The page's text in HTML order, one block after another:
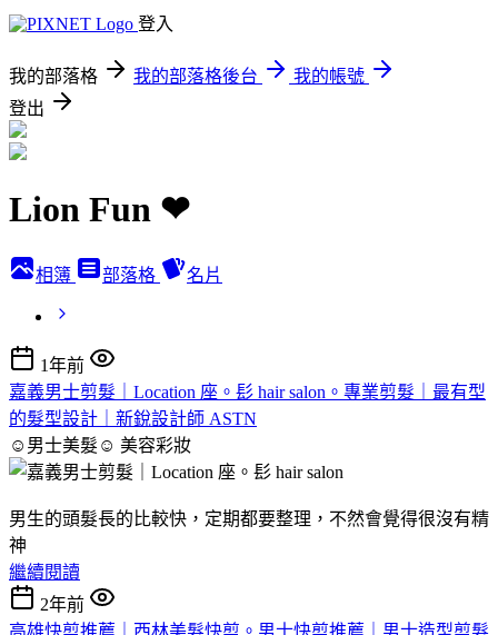
登入
我的部落格 我的部落格後台
我的帳號
登出
Lion Fun ❤
相簿 部落格 名片
1年前
嘉義男士剪髮｜Location 座。髟 hair salon。專業剪髮｜最有型
的髮型設計｜新銳設計師 ASTN
☺男士美髮☺ 美容彩妝
男生的頭髮長的比較快，定期都要整理，不然會覺得很沒有精
神
繼續閱讀
2年前
高雄快剪推薦｜西林美髮快剪。男士快剪推薦｜男士造型剪髮